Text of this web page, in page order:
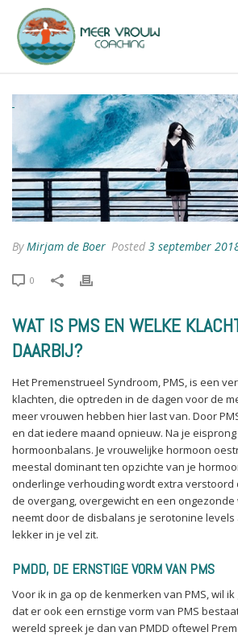
ByMirjam de Boer Posted 3 september
0
WAT IS PMS EN WELKE
DAARBIJ?
Het Premenstrueel Syndroom, PMS, is een
klachten, die optreden in de dagen voor de
meer vrouwen hebben hier last van. Door
en dat iedere maand opnieuw. Na je
hormoonbalans. Je vrouwelijke hormoon
meestal dominant ten opzichte van je
onderlinge verhouding wordt extra
de overgang, overgewicht en een
neemt door de disbalans je serotonine
lekker in je vel zit.
PMDD, DE ERNSTIGE VORM VAN PMS
Voor ik in ga op de kenmerken van PMS, wil
dat er ook een ernstige vorm van PMS
wereld spreek je dan van PMDD oftewel